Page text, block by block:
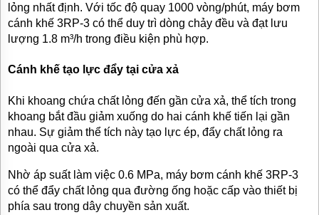
lỏng nhất định. Với tốc độ quay 1000 vòng/phút, máy bơm
cánh khế 3RP-3 có thể duy trì dòng chảy đều và đạt lưu
lượng 1.8 m³/h trong điều kiện phù hợp.
Cánh khế tạo lực đẩy tại cửa xả
Khi khoang chứa chất lỏng đến gần cửa xả, thể tích trong
khoang bắt đầu giảm xuống do hai cánh khế tiến lại gần
nhau. Sự giảm thể tích này tạo lực ép, đẩy chất lỏng ra
ngoài qua cửa xả.
Nhờ áp suất làm việc 0.6 MPa, máy bơm cánh khế 3RP-3
có thể đẩy chất lỏng qua đường ống hoặc cấp vào thiết bị
phía sau trong dây chuyền sản xuất.